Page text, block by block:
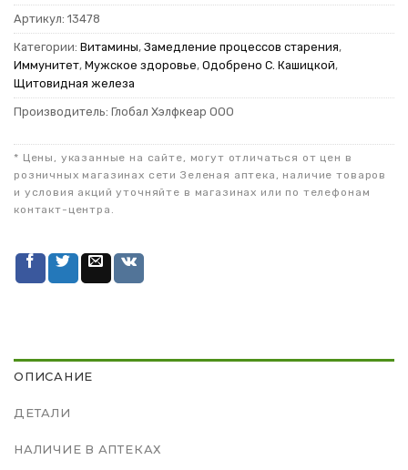
Артикул: 13478
Категории: Витамины, Замедление процессов старения,
Иммунитет, Мужское здоровье, Одобрено С. Кашицкой,
Щитовидная железа
Производитель: Глобал Хэлфкеар ООО
* Цены, указанные на сайте, могут отличаться от цен в
розничных магазинах сети Зеленая аптека, наличие товаров
и условия акций уточняйте в магазинах или по телефонам
контакт-центра.
ОПИСАНИЕ
ДЕТАЛИ
НАЛИЧИЕ В АПТЕКАХ